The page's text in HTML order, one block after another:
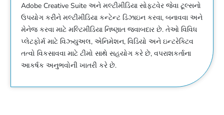
Adobe Creative Suite અને મલ્ટીમીડિયા સોફ્ટવેર જેવા ટૂલ્સનો
ઉપયોગ કરીને મલ્ટીમીડિયા કન્ટેન્ટ ડિઝાઇન કરવા, બનાવવા અને
મેનેજ કરવા માટે મલ્ટિમીડિયા નિષ્ણાત જવાબદાર છે. તેઓ વિવિધ
પ્લેટફોર્મ માટે વિઝ્યુઅલ, એનિમેશન, વિડિયો અને ઇન્ટરેક્ટિવ
તત્વો વિકસાવવા માટે ટીમો સાથે સહયોગ કરે છે, વપરાશકર્તાના
આકર્ષક અનુભવોની ખાતરી કરે છે.